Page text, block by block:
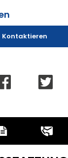
Kontaktieren